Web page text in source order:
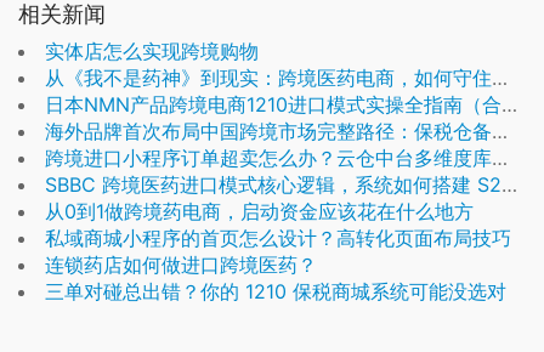
相关新闻
实体店怎么实现跨境购物
从《我不是药神》到现实：跨境医药电商，如何守住合规底线？
日本NMN产品跨境电商1210进口模式实操全指南（合规落地版）
海外品牌首次布局中国跨境市场完整路径：保税仓备货 + 私域商城一站式落地
跨境进口小程序订单超卖怎么办？云仓中台多维度库存管控方案解析
SBBC 跨境医药进口模式核心逻辑，系统如何搭建 S2B2B2C 全链路合规生态
从0到1做跨境药电商，启动资金应该花在什么地方
私域商城小程序的首页怎么设计？高转化页面布局技巧
连锁药店如何做进口跨境医药？
三单对碰总出错？你的 1210 保税商城系统可能没选对